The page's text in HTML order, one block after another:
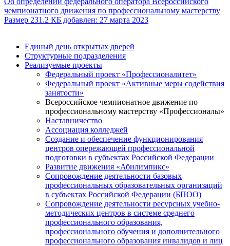
чемпионатного движения по профессиональному мастерству
Размер 231.2 КБ добавлен: 27 марта 2023
Единый день открытых дверей
Структурные подразделения
Реализуемые проекты
Федеральный проект «Профессионалитет»
Федеральный проект «Активные меры содействия
занятости»
Всероссийское чемпионатное движение по
профессиональному мастерству «Профессионалы»
Наставничество
Ассоциация колледжей
Создание и обеспечение функционирования
центров опережающей профессиональной
подготовки в субъектах Российской Федерации
Развитие движения «Абилимпикс»
Сопровождение деятельности базовых
профессиональных образовательных организаций
в субъектах Российской Федерации (БПОО)
Сопровождение деятельности ресурсных учебно­-
методических центров в системе среднего
профессионального образования,
профессионального обучения и дополнительного
профессионального образования инвалидов и лиц